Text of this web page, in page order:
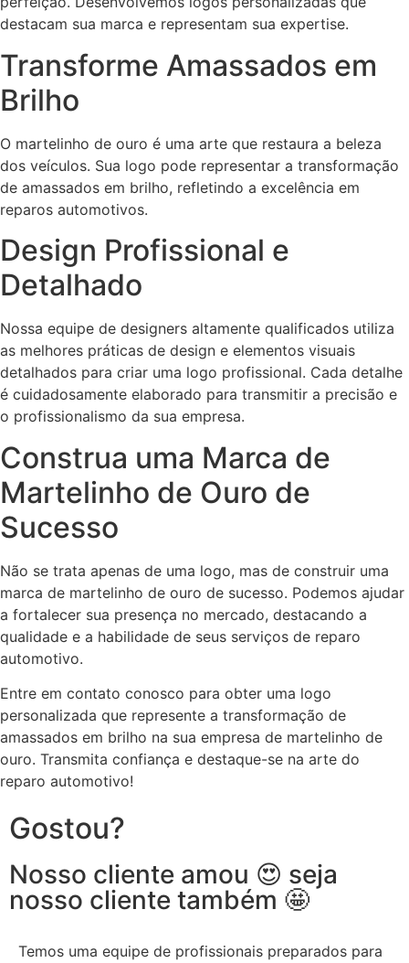
destacam sua marca e representam sua expertise.
Transforme Amassados em
Brilho
O martelinho de ouro é uma arte que restaura a beleza
dos veículos. Sua logo pode representar a transformação
de amassados em brilho, refletindo a excelência em
reparos automotivos.
Design Profissional e
Detalhado
Nossa equipe de designers altamente qualificados utiliza
as melhores práticas de design e elementos visuais
detalhados para criar uma logo profissional. Cada detalhe
é cuidadosamente elaborado para transmitir a precisão e
o profissionalismo da sua empresa.
Construa uma Marca de
Martelinho de Ouro de
Sucesso
Não se trata apenas de uma logo, mas de construir uma
marca de martelinho de ouro de sucesso. Podemos ajudar
a fortalecer sua presença no mercado, destacando a
qualidade e a habilidade de seus serviços de reparo
automotivo.
Entre em contato conosco para obter uma logo
personalizada que represente a transformação de
amassados em brilho na sua empresa de martelinho de
ouro. Transmita confiança e destaque-se na arte do
reparo automotivo!
Gostou?
Nosso cliente amou 😍 seja
nosso cliente também 🤩
Temos uma equipe de profissionais preparados para